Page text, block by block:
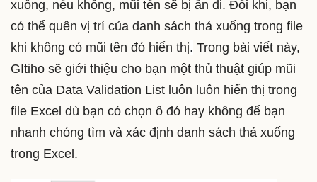
xuống, nếu không, mũi tên sẽ bị ẩn đi. Đôi khi, bạn
có thể quên vị trí của danh sách thả xuống trong file
khi không có mũi tên đó hiển thị. Trong bài viết này,
GItiho sẽ giới thiệu cho bạn một thủ thuật giúp mũi
tên của Data Validation List luôn luôn hiển thị trong
file Excel dù bạn có chọn ô đó hay không để bạn
nhanh chóng tìm và xác định danh sách thả xuống
trong Excel.